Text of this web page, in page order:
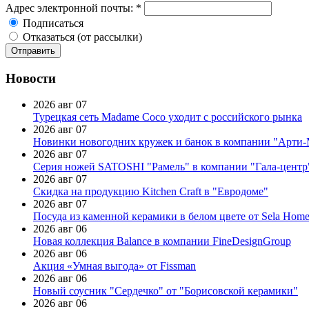
Адрес электронной почты: *
Подписаться
Отказаться (от рассылки)
Новости
2026 авг 07
Турецкая сеть Madame Coco уходит с российского рынка
2026 авг 07
Новинки новогодних кружек и банок в компании
2026 авг 07
Серия ножей SATOSHI "Рамель" в компании "Гала-
2026 авг 07
Скидка на продукцию Kitchen Craft в "Евродоме"
2026 авг 07
Посуда из каменной керамики в белом цвете от Sela Home
2026 авг 06
Новая коллекция Balance в компании FineDesignGroup
2026 авг 06
Акция «Умная выгода» от Fissman
2026 авг 06
Новый соусник "Сердечко" от "Борисовской керамики"
2026 авг 06